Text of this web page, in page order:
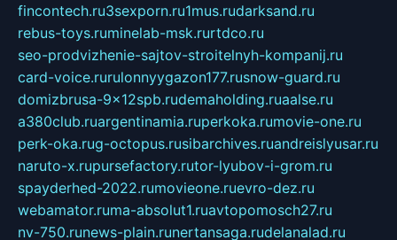
fincontech.ru3sexporn.ru1mus.rudarksand.ru
rebus-toys.ruminelab-msk.rurtdco.ru
seo-prodvizhenie-sajtov-stroitelnyh-kompanij.ru
card-voice.rurulonnyygazon177.rusnow-guard.ru
domizbrusa-9x12spb.rudemaholding.ruaalse.ru
a380club.ruargentinamia.ruperkoka.rumovie-one.ru
perk-oka.rug-octopus.rusibarchives.ruandreislyusar.ru
naruto-x.rupursefactory.rutor-lyubov-i-grom.ru
spayderhed-2022.rumovieone.ruevro-dez.ru
webamator.ruma-absolut1.ruavtopomosch27.ru
nv-750.runews-plain.runertansaga.rudelanalad.ru